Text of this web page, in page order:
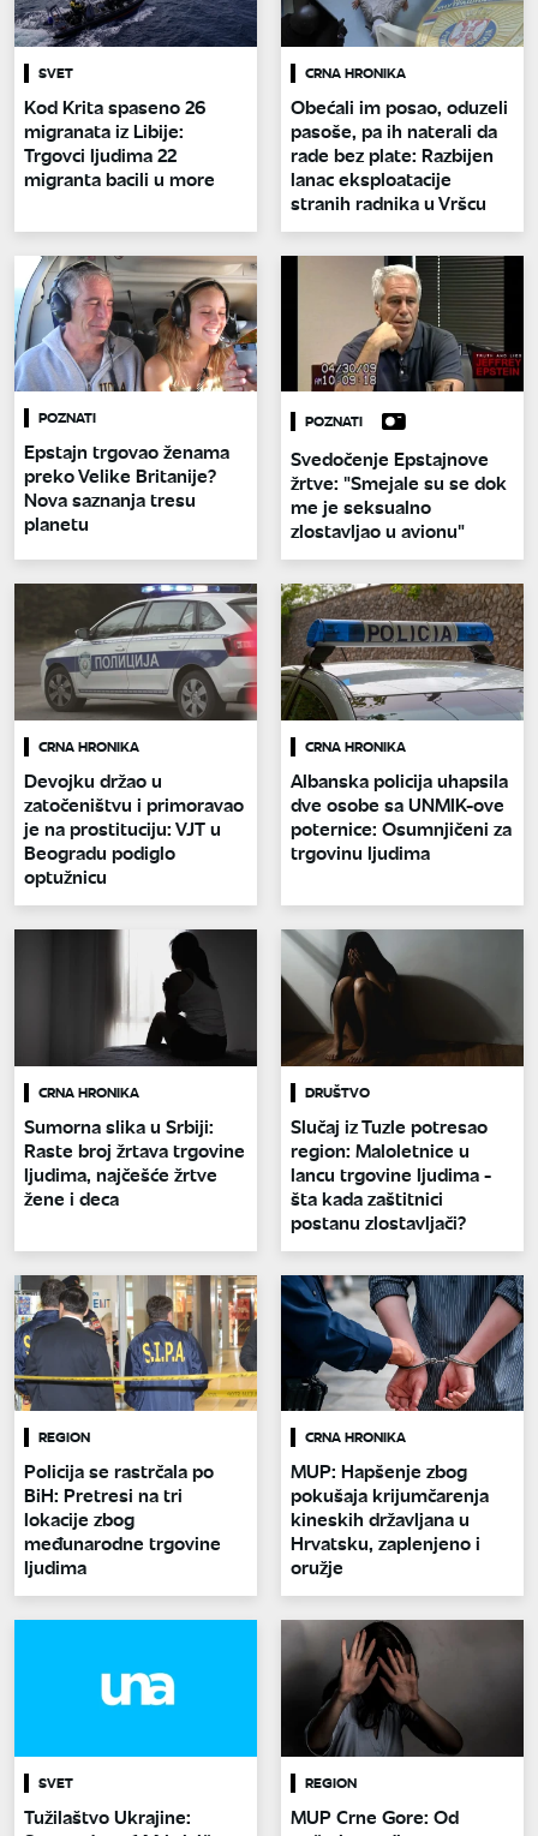
SVET
Kod Krita spaseno 26
migranata iz Libije:
Trgovci ljudima 22
migranta bacili u more
CRNA HRONIKA
Obećali im posao, oduzeli
pasoše, pa ih naterali da
rade bez plate: Razbijen
lanac eksploatacije
stranih radnika u Vršcu
POZNATI
Epstajn trgovao ženama
preko Velike Britanije?
Nova saznanja tresu
planetu
POZNATI
Svedočenje Epstajnove
žrtve: "Smejale su se dok
me je seksualno
zlostavljao u avionu"
CRNA HRONIKA
Devojku držao u
zatočeništvu i primoravao
je na prostituciju: VJT u
Beogradu podiglo
optužnicu
CRNA HRONIKA
Albanska policija uhapsila
dve osobe sa UNMIK-ove
poternice: Osumnjičeni za
trgovinu ljudima
CRNA HRONIKA
Sumorna slika u Srbiji:
Raste broj žrtava trgovine
ljudima, najčešće žrtve
žene i deca
DRUŠTVO
Slučaj iz Tuzle potresao
region: Maloletnice u
lancu trgovine ljudima -
šta kada zaštitnici
postanu zlostavljači?
REGION
Policija se rastrčala po
BiH: Pretresi na tri
lokacije zbog
međunarodne trgovine
ljudima
CRNA HRONIKA
MUP: Hapšenje zbog
pokušaja krijumčarenja
kineskih državljana u
Hrvatsku, zaplenjeno i
oružje
SVET
Tužilaštvo Ukrajine:
REGION
MUP Crne Gore: Od